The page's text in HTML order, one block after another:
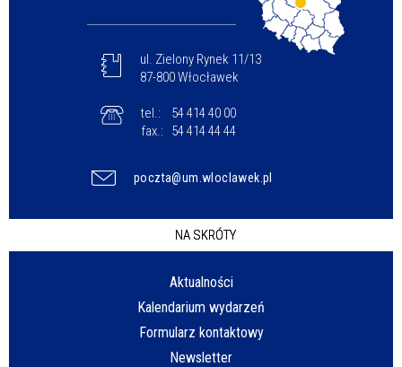
ul. Zielony Rynek 11/13
87-800 Włocławek
tel.:
54 414 40 00
fax.:
54 414 44 44
poczta@um.wloclawek.pl
NA SKRÓTY
Aktualności
Kalendarium wydarzeń
Formularz kontaktowy
Newsletter